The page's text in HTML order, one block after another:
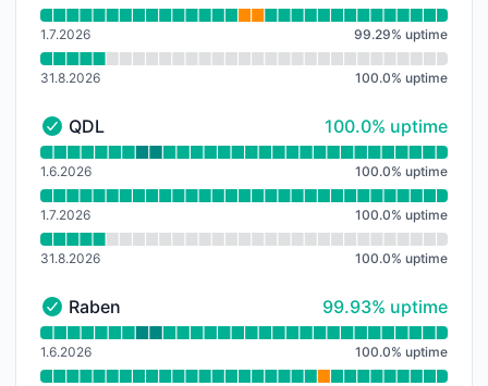
1.7.2026 99.29% uptime
31.8.2026 100.0% uptime
QDL - Funkční
QDL 100% - uptime
100.0% uptime
Přečtěte si graf doby provozuschopnosti pro QDL
1.6.2026 100.0% uptime
1.7.2026 100.0% uptime
31.8.2026 100.0% uptime
Raben - Funkční
Raben 100% - uptime
99.93% uptime
Přečtěte si graf doby provozuschopnosti pro Raben
1.6.2026 100.0% uptime